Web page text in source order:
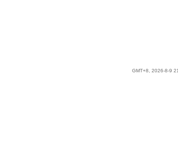
GMT+8, 2026-8-9